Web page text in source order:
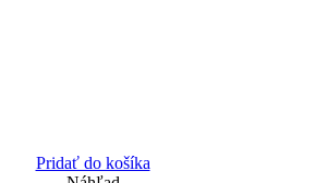
Pridať do košíka